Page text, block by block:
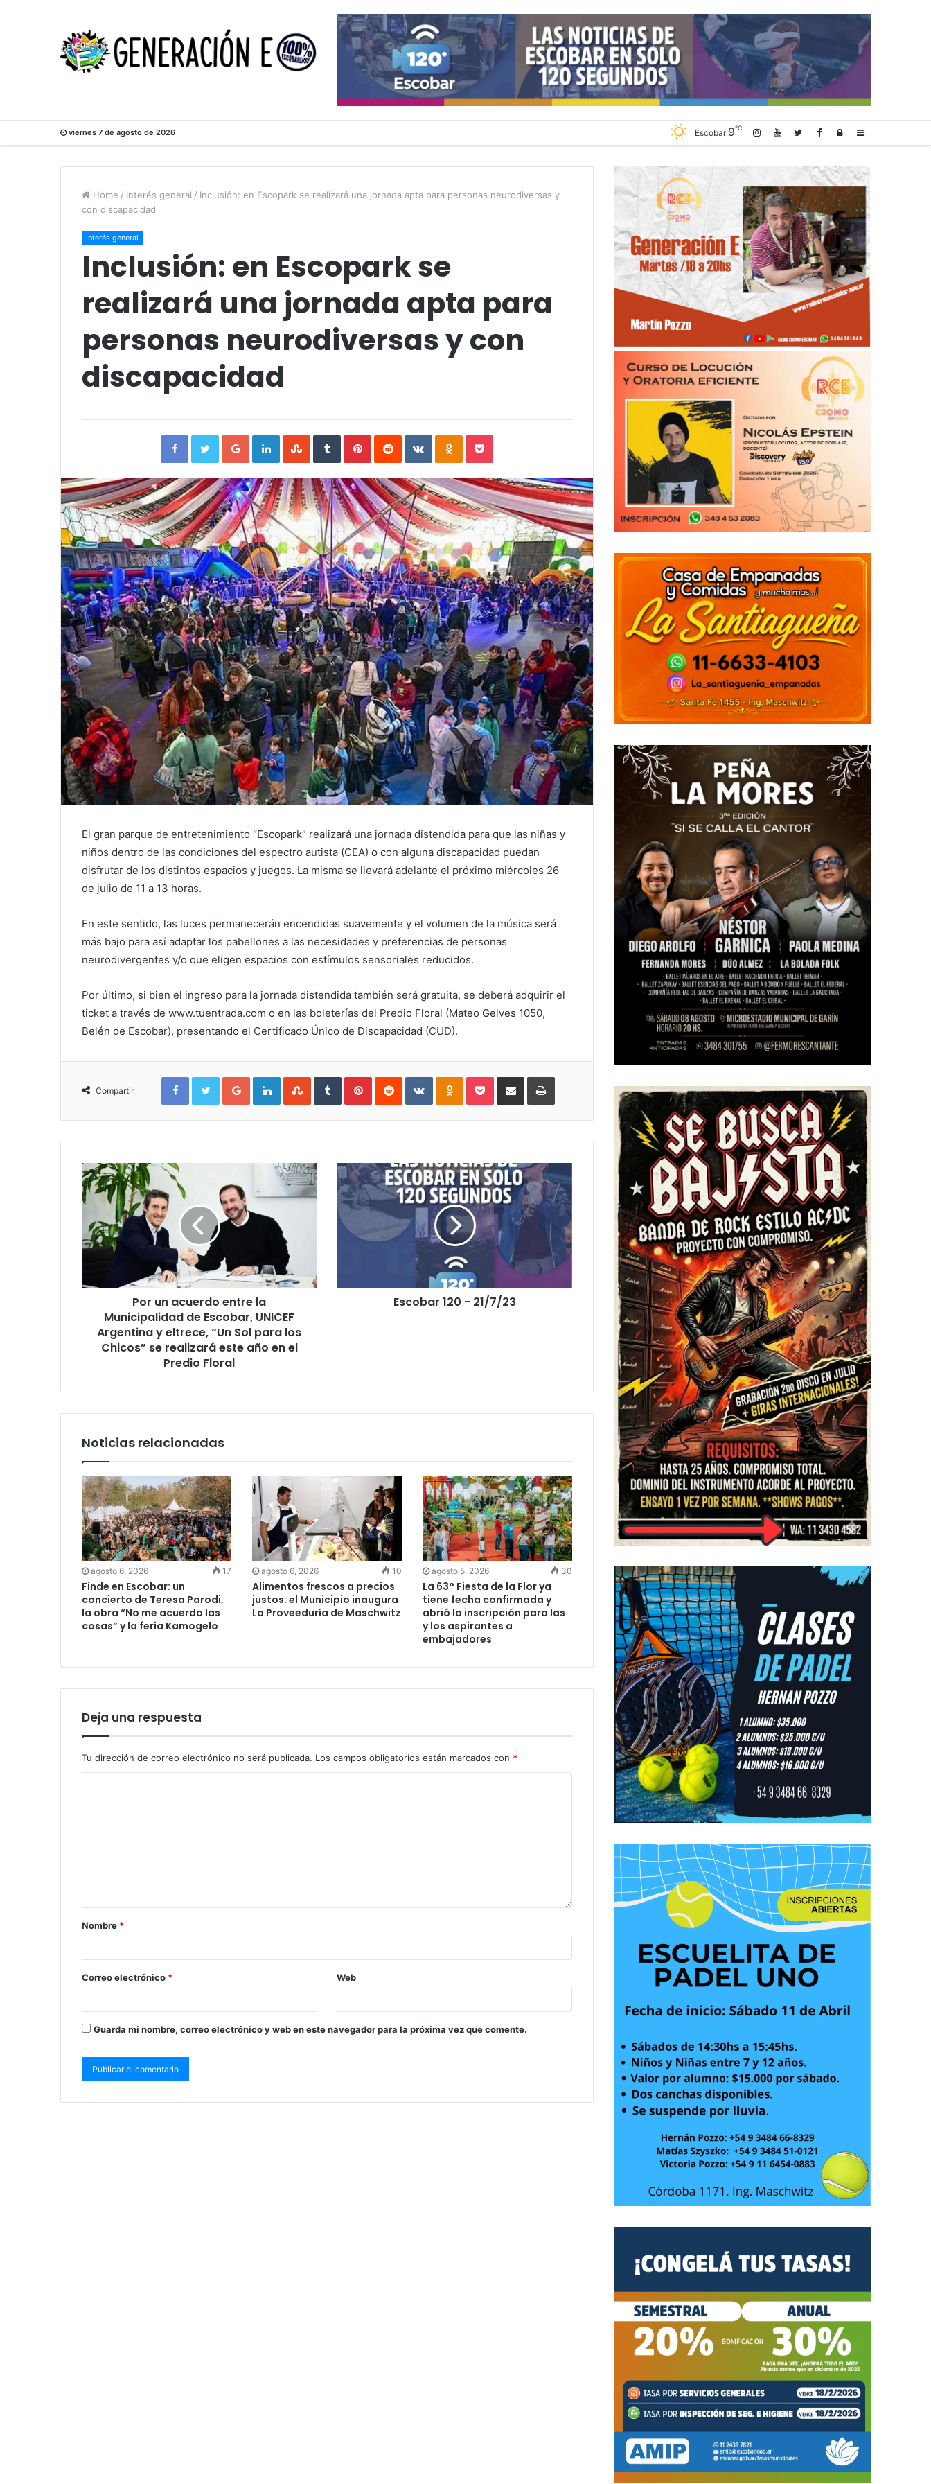
viernes 7 de agosto de 2026 Sidebar
Log
Escobar 9℃
Home / Interés general / Inclusión: en Escopark se realizará una jornada apta para personas neurodiversas y
con discapacidad
Interés general
Inclusión: en Escopark se
realizará una jornada apta para
personas neurodiversas y con
discapacidad
FacebookTwitterGoogle+LinkedInStumbleUpon
TumblrPinterestReddit VKontakteOdnoklassniki
Pocket
El gran parque de entretenimiento “Escopark” realizará una jornada distendida para que las niñas y
niños dentro de las condiciones del espectro autista (CEA) o con alguna discapacidad puedan
disfrutar de los distintos espacios y juegos. La misma se llevará adelante el próximo miércoles 26
de julio de 11 a 13 horas.
En este sentido, las luces permanecerán encendidas suavemente y el volumen de la música será
más bajo para así adaptar los pabellones a las necesidades y preferencias de personas
neurodivergentes y/o que eligen espacios con estímulos sensoriales reducidos.
Por último, si bien el ingreso para la jornada distendida también será gratuita, se deberá adquirir el
ticket a través de www.tuentrada.com o en las boleterías del Predio Floral (Mateo Gelves 1050,
Belén de Escobar), presentando el Certificado Único de Discapacidad (CUD).
Compartir
FacebookTwitterGoogle+LinkedInStumbleUpon
TumblrPinterestReddit VKontakteOdnoklassniki
PocketShare
Email
Print
Por un acuerdo entre la
Municipalidad de Escobar, UNICEF
Argentina y eltrece, “Un Sol para los
Chicos” se realizará este año en el
Predio Floral
Escobar 120 - 21/7/23
Noticias relacionadas
agosto 6, 2026 17
Finde en Escobar: un
concierto de Teresa Parodi,
la obra “No me acuerdo las
cosas” y la feria Kamogelo
agosto 6, 2026 10
Alimentos frescos a precios
justos: el Municipio inaugura
La Proveeduría de Maschwitz
agosto 5, 2026 30
La 63° Fiesta de la Flor ya
tiene fecha confirmada y
abrió la inscripción para las
y los aspirantes a
embajadores
Deja una respuesta
Tu dirección de correo electrónico no será publicada. Los campos obligatorios están marcados con *
Nombre *
Correo electrónico * Web
Guarda mi nombre, correo electrónico y web en este navegador para la próxima vez que comente.